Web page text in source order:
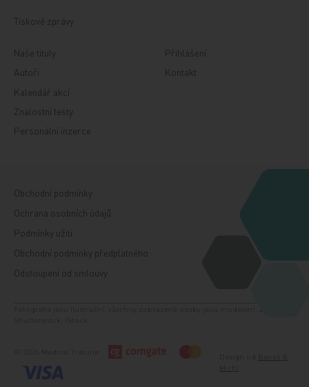
Tiskové zprávy
Naše tituly
Autoři
Kalendář akcí
Znalostní testy
Personální inzerce
Přihlášení
Kontakt
Obchodní podmínky
Ochrana osobních údajů
Podmínky užití
Obchodní podmínky předplatného
Odstoupení od smlouvy